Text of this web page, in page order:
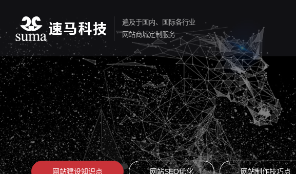
遍及于国内、国际各行业
网站商城定制服务
网站建设知识点 网站SEO优化 网站制作技巧点